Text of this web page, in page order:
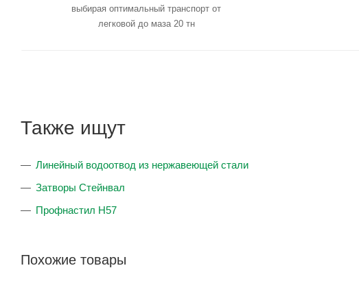
выбирая оптимальный транспорт от
легковой до маза 20 тн
Также ищут
Линейный водоотвод из нержавеющей стали
Затворы Стейнвал
Профнастил Н57
Похожие товары